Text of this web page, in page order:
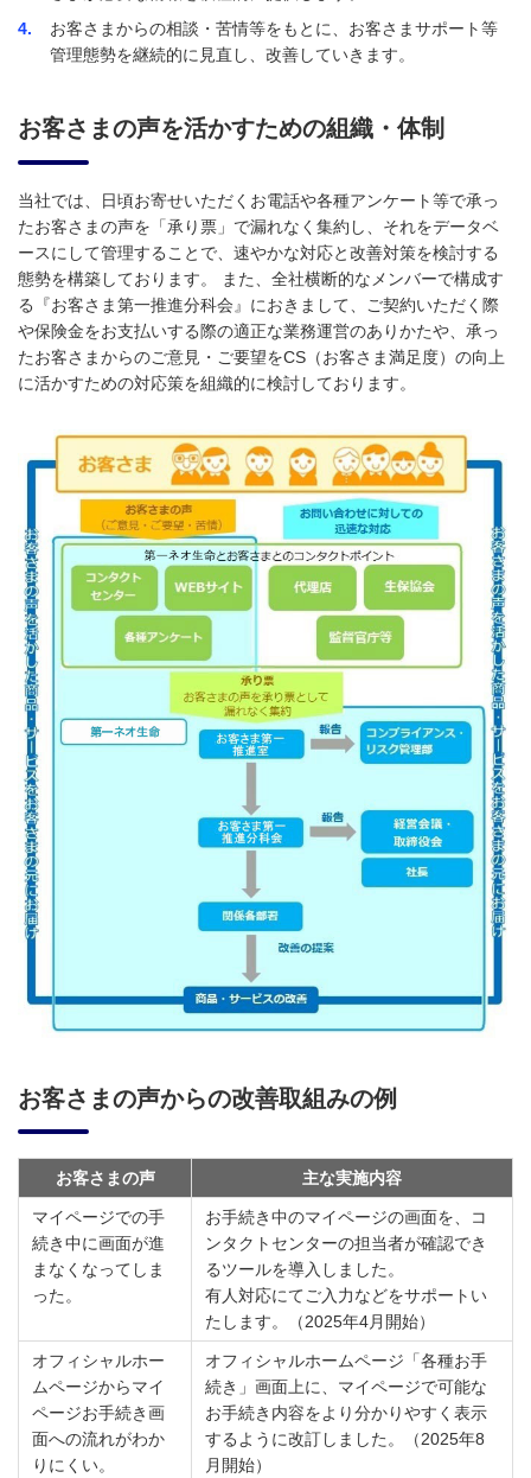
4
お客さまからの相談・苦情等をもとに、お客さまサポート等
管理態勢を継続的に見直し、改善していきます。
お客さまの声を活かすための組織・体制
当社では、日頃お寄せいただくお電話や各種アンケート等で承っ
たお客さまの声を「承り票」で漏れなく集約し、それをデータベ
ースにして管理することで、速やかな対応と改善対策を検討する
態勢を構築しております。 また、全社横断的なメンバーで構成す
る『お客さま第一推進分科会』におきまして、ご契約いただく際
や保険金をお支払いする際の適正な業務運営のありかたや、承っ
たお客さまからのご意見・ご要望をCS（お客さま満足度）の向上
に活かすための対応策を組織的に検討しております。
お客さまの声からの改善取組みの例
お客さまの声 主な実施内容
マイページでの手
続き中に画面が進
まなくなってしま
った。
お手続き中のマイページの画面を、コ
ンタクトセンターの担当者が確認でき
るツールを導入しました。
有人対応にてご入力などをサポートい
たします。（2025年4月開始）
オフィシャルホー
ムページからマイ
ページお手続き画
面への流れがわか
りにくい。
オフィシャルホームページ「各種お手
続き」画面上に、マイページで可能な
お手続き内容をより分かりやすく表示
するように改訂しました。（2025年8
月開始）